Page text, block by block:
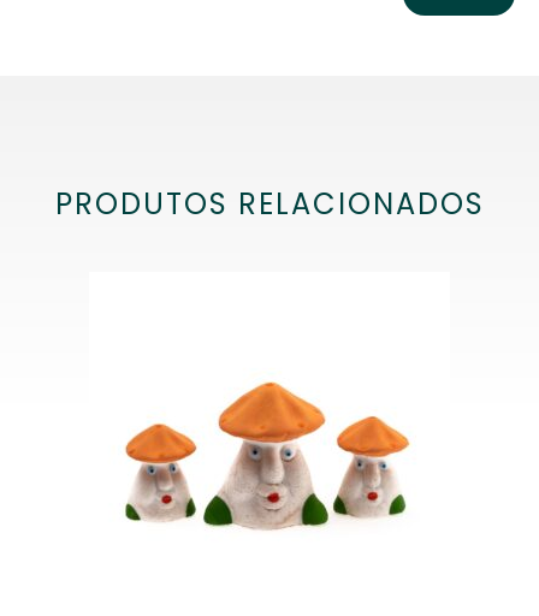
PRODUTOS RELACIONADOS